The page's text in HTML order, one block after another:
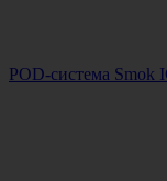
POD-система Smok